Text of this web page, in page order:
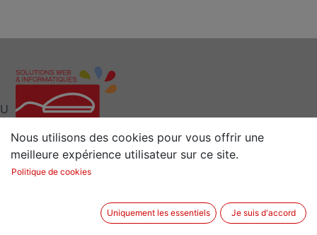
Interlocuteur clé pour vos Solutions Web et
Informatiques
2 rue de la Sénestrais
U
Nous utilisons des cookies pour vous offrir une
meilleure expérience utilisateur sur ce site.
Politique de cookies
Uniquement les essentiels Je suis d'accord